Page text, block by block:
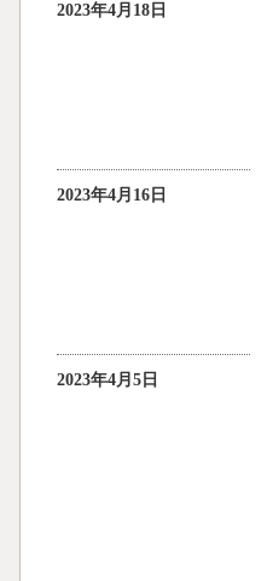
2023年4月18日
2023年4月16日
2023年4月5日